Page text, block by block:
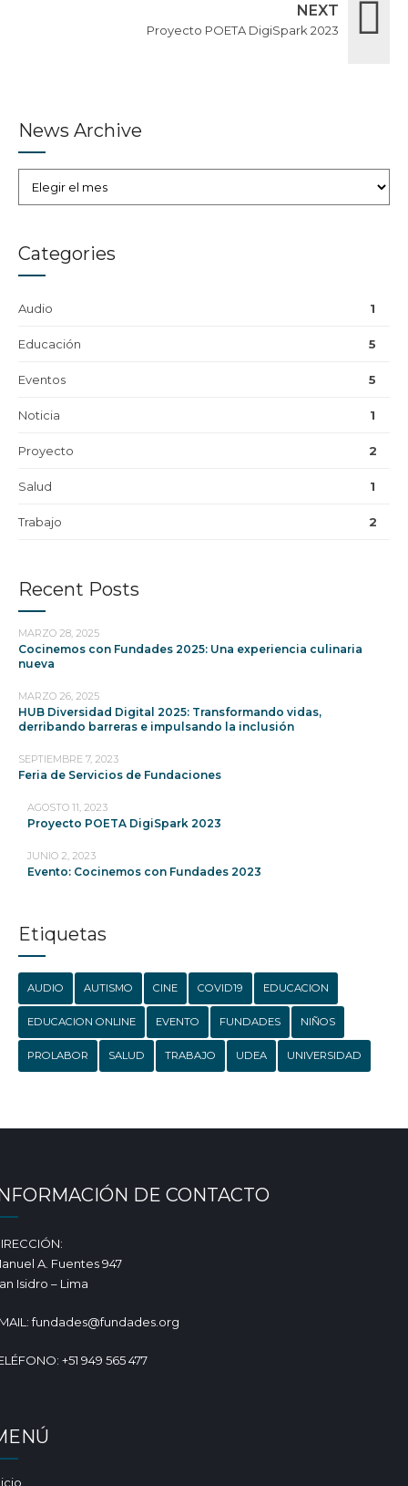
NEXT
Proyecto POETA DigiSpark 2023
News Archive
Categories
Audio 1
Educación 5
Eventos 5
Noticia 1
Proyecto 2
Salud 1
Trabajo 2
Recent Posts
MARZO 28, 2025
Cocinemos con Fundades 2025: Una experiencia culinaria
nueva
MARZO 26, 2025
HUB Diversidad Digital 2025: Transformando vidas,
derribando barreras e impulsando la inclusión
SEPTIEMBRE 7, 2023
Feria de Servicios de Fundaciones
AGOSTO 11, 2023
Proyecto POETA DigiSpark 2023
JUNIO 2, 2023
Evento: Cocinemos con Fundades 2023
Etiquetas
AUDIO AUTISMO CINE COVID19 EDUCACION
EDUCACION ONLINE EVENTO FUNDADES NIÑOS
PROLABOR SALUD TRABAJO UDEA UNIVERSIDAD
DE CONTACTO
A. Fuentes 947
Isidro – Lima
fundades@fundades.org
+51 949 565 477